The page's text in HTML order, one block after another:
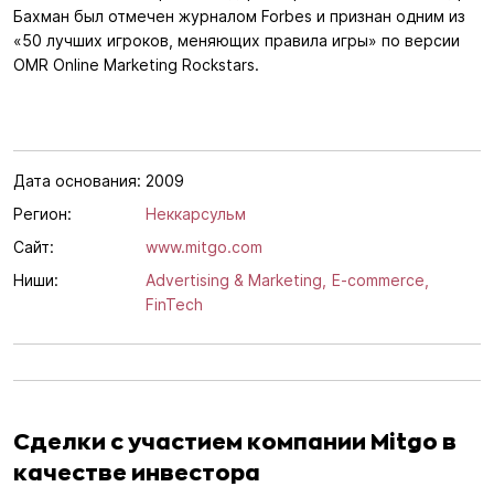
Бахман был отмечен журналом Forbes и признан одним из
«50 лучших игроков, меняющих правила игры» по версии
OMR Online Marketing Rockstars.
Дата основания: 2009
Регион:
Неккарсульм
Сайт:
www.mitgo.com
Ниши:
Advertising & Marketing, E-commerce,
FinTech
Сделки с участием компании Mitgo в
качестве инвестора